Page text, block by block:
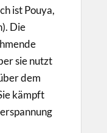
ist Pouya,
Die
sie nutzt
dem
kämpft